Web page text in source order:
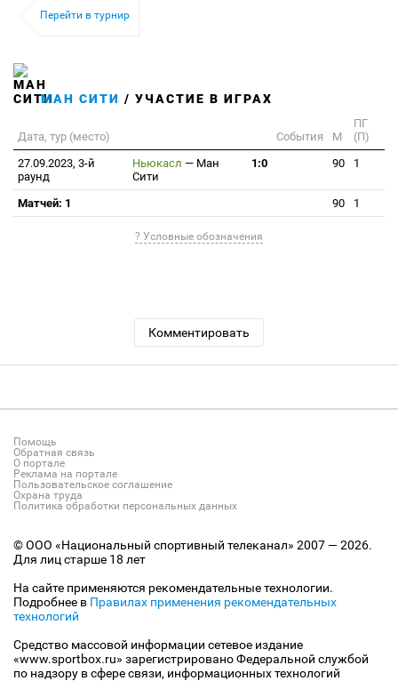
Перейти в турнир
МАН СИТИ / УЧАСТИЕ В ИГРАХ
Дата, тур (место) События М
ПГ
(П)
27.09.2023, 3-й
раунд
Ньюкасл — Ман
Сити
1:0 90 1
Матчей: 1 90 1
? Условные обозначения
Комментировать
Помощь
Обратная связь
О портале
Реклама на портале
Пользовательское соглашение
Охрана труда
Политика обработки персональных данных
© ООО «Национальный спортивный телеканал» 2007 — 2026.
Для лиц старше 18 лет
На сайте применяются рекомендательные технологии.
Подробнее в Правилах применения рекомендательных
технологий
Средство массовой информации сетевое издание
«www.sportbox.ru» зарегистрировано Федеральной службой
по надзору в сфере связи, информационных технологий